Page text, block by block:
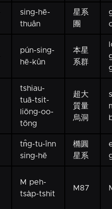
sing-hē-
thuân
星系
團
pún-sing-
hē-kûn
本星
系群
tshiau-
tuā-tsit-
liōng-oo-
tōng
超大
質量
烏洞
tn̂g-tu-înn
sing-hē
橢圓
星系
M peh-
tsa̍p-tshit
M87